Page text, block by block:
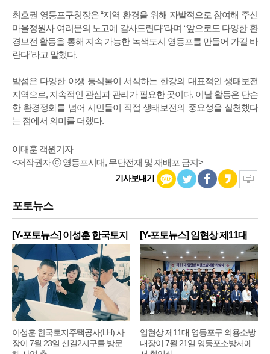
최호권 영등포구청장은 “지역 환경을 위해 자발적으로 참여해 주신
마을정원사 여러분의 노고에 감사드린다”라며 “앞으로도 다양한 환
경보전 활동을 통해 지속 가능한 녹색도시 영등포를 만들어 가길 바
란다”라고 말했다.
밤섬은 다양한 야생 동식물이 서식하는 한강의 대표적인 생태보전
지역으로, 지속적인 관심과 관리가 필요한 곳이다. 이날 활동은 단순
한 환경정화를 넘어 시민들이 직접 생태보전의 중요성을 실천했다
는 점에서 의미를 더했다.
이대훈 객원기자
<저작권자 ⓒ 영등포시대, 무단전재 및 재배포 금지>
기사보내기
포토뉴스
[Y-포토뉴스] 이성훈 한국토지
주
이성훈 한국토지주택공사(LH) 사
장이 7월 23일 신길2지구를 방문
[Y-포토뉴스] 임현상 제11대
영
임현상 제11대 영등포구 의용소방
대장이 7월 21일 영등포소방서에